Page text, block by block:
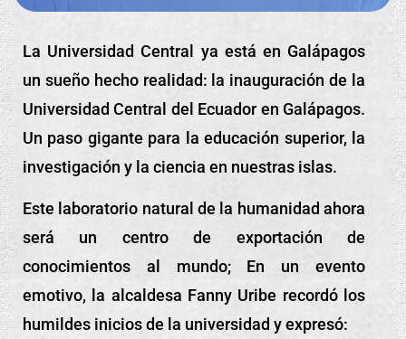
La Universidad Central ya está en Galápagos
un sueño hecho realidad: la inauguración de la
Universidad Central del Ecuador en Galápagos.
Un paso gigante para la educación superior, la
investigación y la ciencia en nuestras islas.
Este laboratorio natural de la humanidad ahora
será un centro de exportación de
conocimientos al mundo; En un evento
emotivo, la alcaldesa Fanny Uribe recordó los
humildes inicios de la universidad y expresó: